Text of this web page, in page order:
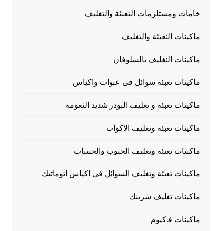
خامات ومستلزمات التعبئة والتغليف
ماكينات التعبئة والتغليف
ماكينات التغليف بالسلوفان
ماكينات تعبئة سوائل فى عبوات واكياس
ماكينات تعبئة و تغليف البودر شديد النعومة
ماكينات تعبئة وتغليف الاكواب
ماكينات تعبئة وتغليف الحبوب والحبيبات
ماكينات تعبئة وتغليف السوائل فى اكياس اتوماتيك
ماكينات تغليف شرينك
ماكينات فاكيوم